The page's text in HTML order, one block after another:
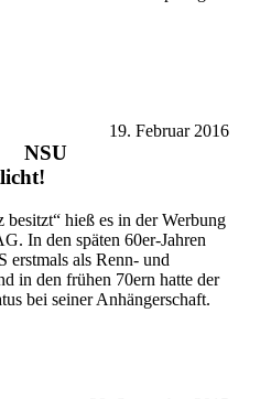
19. Februar 2016
NSU
hieß es in der Werbung
In den späten 60er-Jahren
als Renn- und
in den frühen 70ern hatte der
bei seiner Anhängerschaft.